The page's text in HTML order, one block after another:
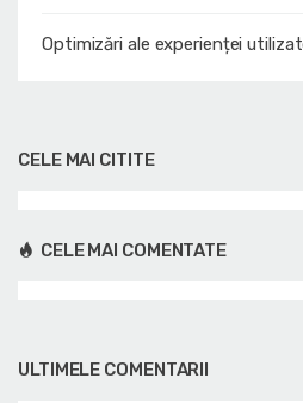
Optimizări ale experienței
CELE MAI CITITE
CELE MAI COMENTATE
ULTIMELE COMENTARII